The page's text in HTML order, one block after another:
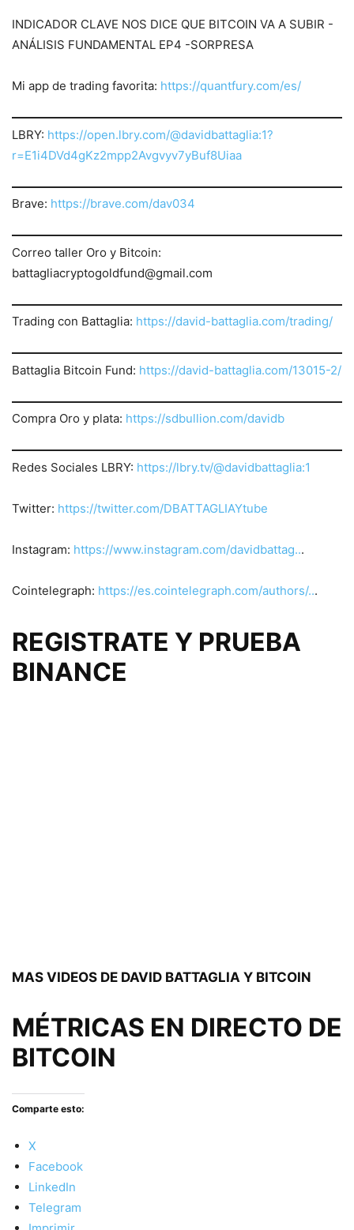
INDICADOR CLAVE NOS DICE QUE BITCOIN VA A SUBIR -
ANÁLISIS FUNDAMENTAL EP4 -SORPRESA
Mi app de trading favorita: https://quantfury.com/es/
LBRY: https://open.lbry.com/@davidbattaglia:1?
r=E1i4DVd4gKz2mpp2Avgvyv7yBuf8Uiaa
Brave: https://brave.com/dav034
Correo taller Oro y Bitcoin:
battagliacryptogoldfund@gmail.com
Trading con Battaglia: https://david-battaglia.com/trading/
Battaglia Bitcoin Fund: https://david-battaglia.com/13015-2/
Compra Oro y plata: https://sdbullion.com/davidb
Redes Sociales LBRY: https://lbry.tv/@davidbattaglia:1
Twitter: https://twitter.com/DBATTAGLIAYtube
Instagram: https://www.instagram.com/davidbattag...
Cointelegraph: https://es.cointelegraph.com/authors/...
REGISTRATE Y PRUEBA
BINANCE
MAS VIDEOS DE DAVID BATTAGLIA Y BITCOIN
MÉTRICAS EN DIRECTO DE
BITCOIN
Comparte esto:
X
Facebook
LinkedIn
Telegram